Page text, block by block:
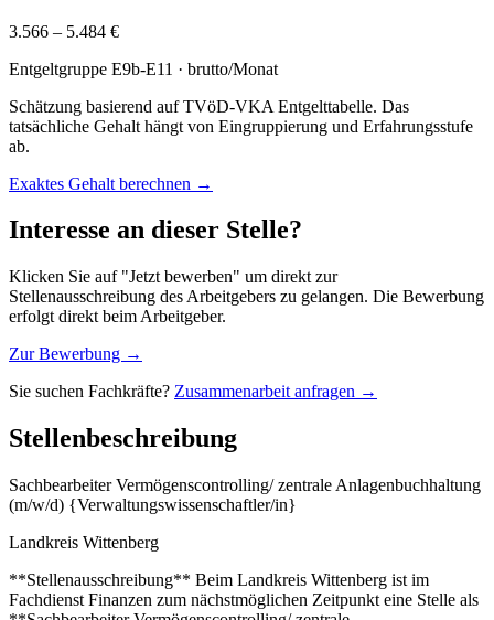
3.566 – 5.484 €
Entgeltgruppe E9b-E11 · brutto/Monat
Schätzung basierend auf TVöD-VKA Entgelttabelle. Das
tatsächliche Gehalt hängt von Eingruppierung und Erfahrungsstufe
ab.
Exaktes Gehalt berechnen →
Interesse an dieser Stelle?
Klicken Sie auf "Jetzt bewerben" um direkt zur
Stellenausschreibung des Arbeitgebers zu gelangen. Die Bewerbung
erfolgt direkt beim Arbeitgeber.
Zur Bewerbung →
Sie suchen Fachkräfte? Zusammenarbeit anfragen →
Stellenbeschreibung
Sachbearbeiter Vermögenscontrolling/ zentrale Anlagenbuchhaltung
(m/w/d) {Verwaltungswissenschaftler/in}
Landkreis Wittenberg
**Stellenausschreibung** Beim Landkreis Wittenberg ist im
Fachdienst Finanzen zum nächstmöglichen Zeitpunkt eine Stelle als